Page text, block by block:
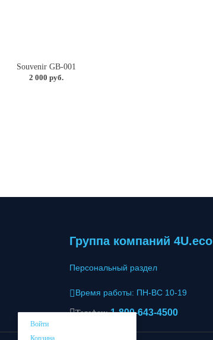
Войти
Корзина
Souvenir GB-001
2 000 руб.
Группа компаний 4U.eco
Персональный раздел
Время работы: ПН-ВС 10-19
Телефон: 1-800-643-4500